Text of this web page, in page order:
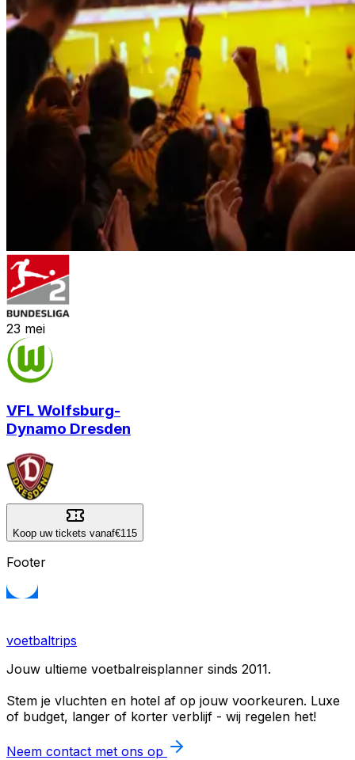
23 mei
VFL Wolfsburg-
Dynamo Dresden
Koop uw tickets vanaf€115
Footer
voetbaltrips
Jouw ultieme voetbalreisplanner sinds 2011.
Stem je vluchten en hotel af op jouw voorkeuren. Luxe
of budget, langer of korter verblijf - wij regelen het!
Neem contact met ons op